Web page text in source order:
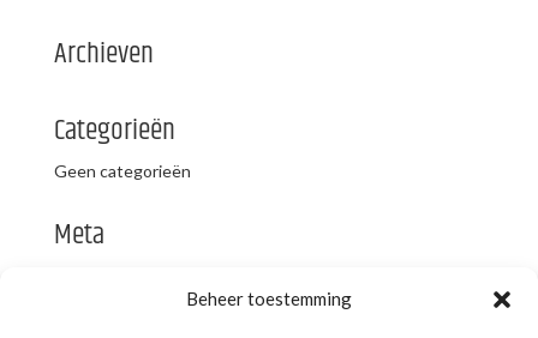
Beheer toestemming
Archieven
Categorieën
Geen categorieën
Meta
Vermeldingen feed